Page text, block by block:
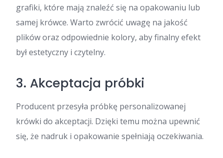
grafiki, które mają znaleźć się na opakowaniu lub
samej krówce. Warto zwrócić uwagę na jakość
plików oraz odpowiednie kolory, aby finalny efekt
był estetyczny i czytelny.
3. Akceptacja próbki
Producent przesyła próbkę personalizowanej
krówki do akceptacji. Dzięki temu można upewnić
się, że nadruk i opakowanie spełniają oczekiwania.